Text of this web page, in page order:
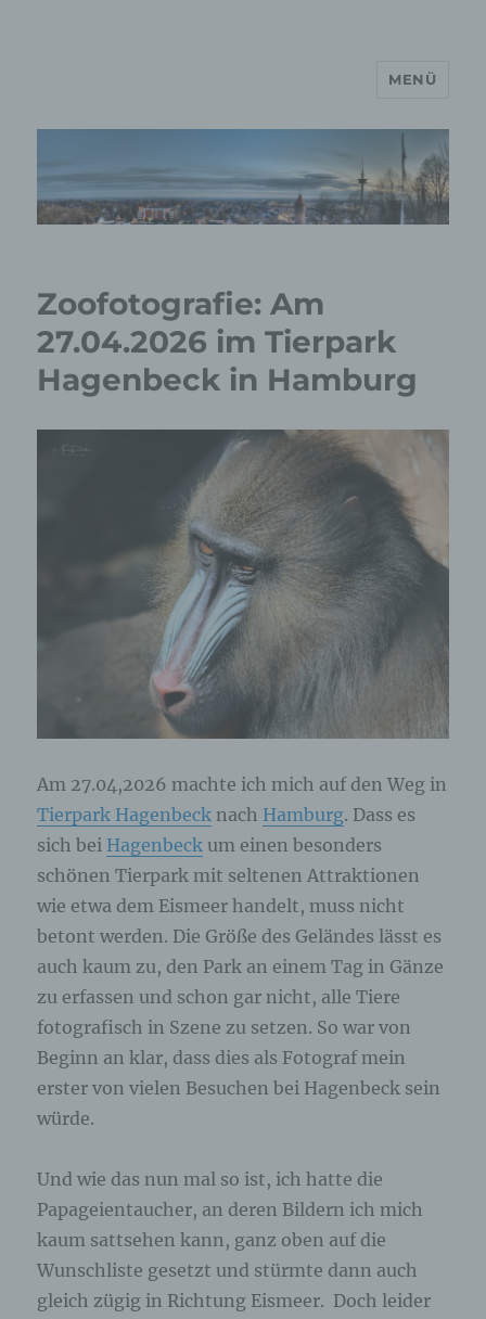
MP Mario Porten Beratung
Training Coaching
MENÜ
Zoofotografie: Am
27.04.2026 im Tierpark
Hagenbeck in Hamburg
Am 27.04,2026 machte ich mich auf den Weg in
Tierpark Hagenbeck nach Hamburg. Dass es
sich bei Hagenbeck um einen besonders
schönen Tierpark mit seltenen Attraktionen
wie etwa dem Eismeer handelt, muss nicht
betont werden. Die Größe des Geländes lässt es
auch kaum zu, den Park an einem Tag in Gänze
zu erfassen und schon gar nicht, alle Tiere
fotografisch in Szene zu setzen. So war von
Beginn an klar, dass dies als Fotograf mein
erster von vielen Besuchen bei Hagenbeck sein
würde.
Und wie das nun mal so ist, ich hatte die
Papageientaucher, an deren Bildern ich mich
kaum sattsehen kann, ganz oben auf die
Wunschliste gesetzt und stürmte dann auch
gleich zügig in Richtung Eismeer. Doch leider